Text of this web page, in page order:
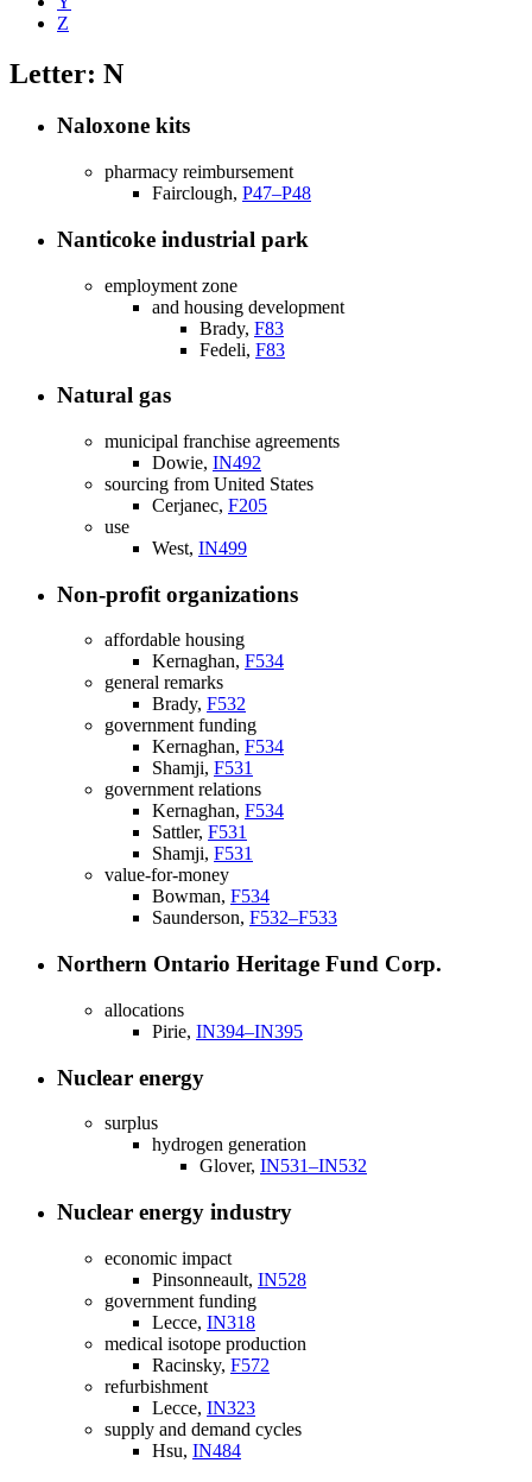
Z
Letter: N
Naloxone kits
pharmacy reimbursement
Fairclough, P47–P48
Nanticoke industrial park
employment zone
and housing development
Brady, F83
Fedeli, F83
Natural gas
municipal franchise agreements
Dowie, IN492
sourcing from United States
Cerjanec, F205
use
West, IN499
Non-profit organizations
affordable housing
Kernaghan, F534
general remarks
Brady, F532
government funding
Kernaghan, F534
Shamji, F531
government relations
Kernaghan, F534
Sattler, F531
Shamji, F531
value-for-money
Bowman, F534
Saunderson, F532–F533
Northern Ontario Heritage Fund Corp.
allocations
Pirie, IN394–IN395
Nuclear energy
surplus
hydrogen generation
Glover, IN531–IN532
Nuclear energy industry
economic impact
Pinsonneault, IN528
government funding
Lecce, IN318
medical isotope production
Racinsky, F572
refurbishment
Lecce, IN323
supply and demand cycles
Hsu, IN484